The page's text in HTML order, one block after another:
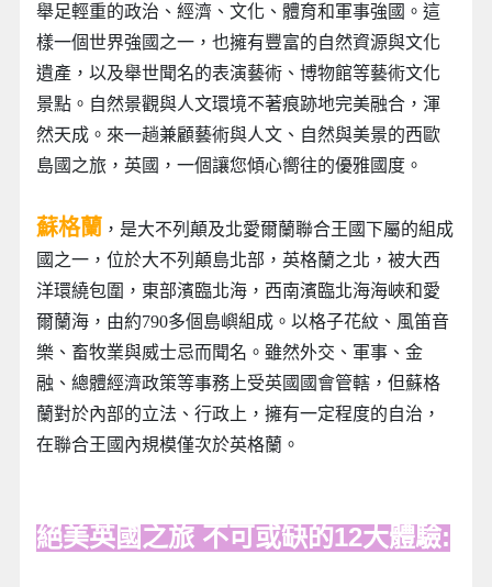
舉足輕重的政治、經濟、文化、體育和軍事強國。這
樣一個世界強國之一，也擁有豐富的自然資源與文化
遺產，以及舉世聞名的表演藝術、博物館等藝術文化
景點。自然景觀與人文環境不著痕跡地完美融合，渾
然天成。來一趟兼顧藝術與人文、自然與美景的西歐
島國之旅，英國，一個讓您傾心嚮往的優雅國度。
蘇格蘭 ，是大不列顛及北愛爾蘭聯合王國下屬的組成
國之一，位於大不列顛島北部，英格蘭之北，被大西
洋環繞包圍，東部濱臨北海，西南濱臨北海海峽和愛
爾蘭海，由約790多個島嶼組成。以格子花紋、風笛音
樂、畜牧業與威士忌而聞名。雖然外交、軍事、金
融、總體經濟政策等事務上受英國國會管轄，但蘇格
蘭對於內部的立法、行政上，擁有一定程度的自治，
在聯合王國內規模僅次於英格蘭。
絕美英國之旅 不可或缺的12大體驗: